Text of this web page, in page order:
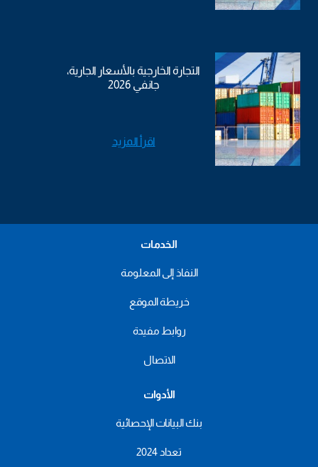
التجارة الخارجية بالأسعار الجارية،
جانفي 2026
اقرأ المزيد
الخدمات
النفاذ إلى المعلومة
خريطة الموقع
روابط مفيدة
الاتصال
الأدوات
بنك البيانات الإحصائية
تعداد 2024